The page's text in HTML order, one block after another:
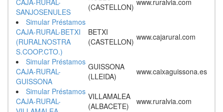
CAJA-RURAL-
SANJOSENULES
(CASTELLON) www.ruralvia.com
Simular Préstamos
CAJA-RURAL-BETXI
(RURALNOSTRA
S.COOP.CTO.)
BETXI
(CASTELLON) www.cajarural.com
Simular Préstamos
CAJA-RURAL-
GUISSONA
GUISSONA
(LLEIDA)
www.caixaguissona.es
Simular Préstamos
CAJA-RURAL-
VILLAMALEA
(ALBACETE)
www.ruralvia.com